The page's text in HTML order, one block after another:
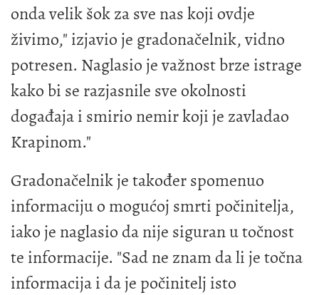
onda velik šok za sve nas koji ovdje
živimo," izjavio je gradonačelnik, vidno
potresen. Naglasio je važnost brze istrage
kako bi se razjasnile sve okolnosti
događaja i smirio nemir koji je zavladao
Krapinom."
Gradonačelnik je također spomenuo
informaciju o mogućoj smrti počinitelja,
iako je naglasio da nije siguran u točnost
te informacije. "Sad ne znam da li je točna
informacija i da je počinitelj isto